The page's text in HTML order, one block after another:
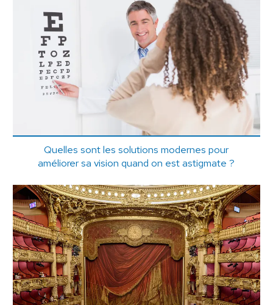
Quelles sont les solutions modernes pour
améliorer sa vision quand on est astigmate ?